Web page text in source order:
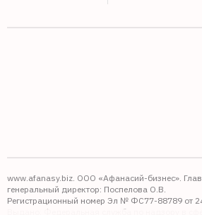
www.afanasy.biz. ООО «Афанасий-бизнес».
генеральный директор: Поспелова О.В.
Регистрационный номер Эл № ФС77-88789 от
Выдано: Федеральная служба по надзору в